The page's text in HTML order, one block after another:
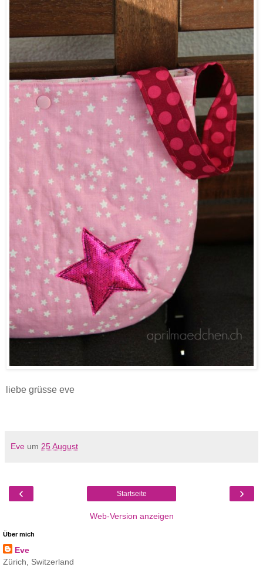
liebe grüsse eve
Eve um 25 August
‹ ›
Startseite
Web-Version anzeigen
Über mich
Eve
Zürich, Switzerland